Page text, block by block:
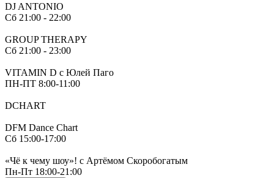
DJ ANTONIO
Сб 21:00 - 22:00
GROUP THERAPY
Сб 21:00 - 23:00
VITAMIN D c Юлей Паго
ПН-ПТ 8:00-11:00
DCHART
DFM Dance Chart
Сб 15:00-17:00
«Чё к чему шоу»! с Артёмом Скоробогатым
Пн-Пт 18:00-21:00